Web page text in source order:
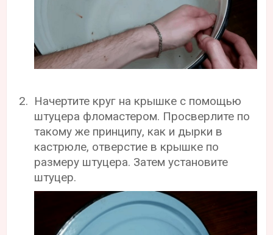
Начертите круг на крышке с помощью
штуцера фломастером. Просверлите по
такому же принципу, как и дырки в
кастрюле, отверстие в крышке по
размеру штуцера. Затем установите
штуцер.